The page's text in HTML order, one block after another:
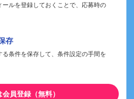
ールを登録しておくことで、応募時の
存
る条件を保存して、条件設定の手間を
会員登録（無料）